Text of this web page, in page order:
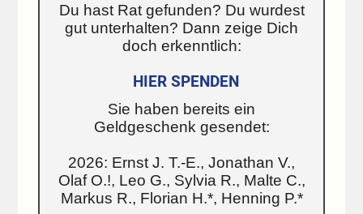
Du hast Rat gefunden? Du wurdest
gut unterhalten? Dann zeige Dich
doch erkenntlich:
HIER SPENDEN
Sie haben bereits ein
Geldgeschenk gesendet:
2026: Ernst J. T.-E., Jonathan V.,
Olaf O.!, Leo G., Sylvia R., Malte C.,
Markus R., Florian H.*, Henning P.*